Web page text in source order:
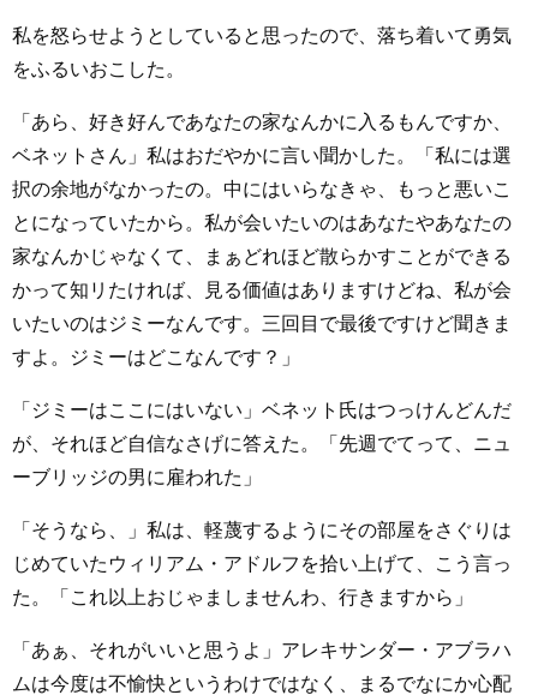
私を怒らせようとしていると思ったので、落ち着いて勇気
をふるいおこした。
「あら、好き好んであなたの家なんかに入るもんですか、
ベネットさん」私はおだやかに言い聞かした。「私には選
択の余地がなかったの。中にはいらなきゃ、もっと悪いこ
とになっていたから。私が会いたいのはあなたやあなたの
家なんかじゃなくて、まぁどれほど散らかすことができる
かって知リたければ、見る価値はありますけどね、私が会
いたいのはジミーなんです。三回目で最後ですけど聞きま
すよ。ジミーはどこなんです？」
「ジミーはここにはいない」ベネット氏はつっけんどんだ
が、それほど自信なさげに答えた。「先週でてって、ニュ
ーブリッジの男に雇われた」
「そうなら、」私は、軽蔑するようにその部屋をさぐりは
じめていたウィリアム・アドルフを拾い上げて、こう言っ
た。「これ以上おじゃましませんわ、行きますから」
「あぁ、それがいいと思うよ」アレキサンダー・アブラハ
ムは今度は不愉快というわけではなく、まるでなにか心配